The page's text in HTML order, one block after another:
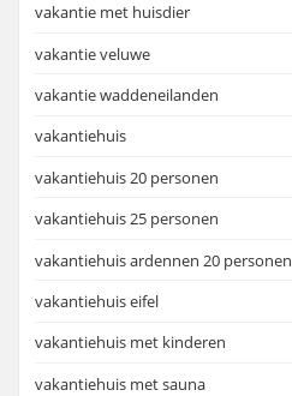
vakantie met huisdier
vakantie veluwe
vakantie waddeneilanden
vakantiehuis
vakantiehuis 20 personen
vakantiehuis 25 personen
vakantiehuis ardennen 20 personen
vakantiehuis eifel
vakantiehuis met kinderen
vakantiehuis met sauna